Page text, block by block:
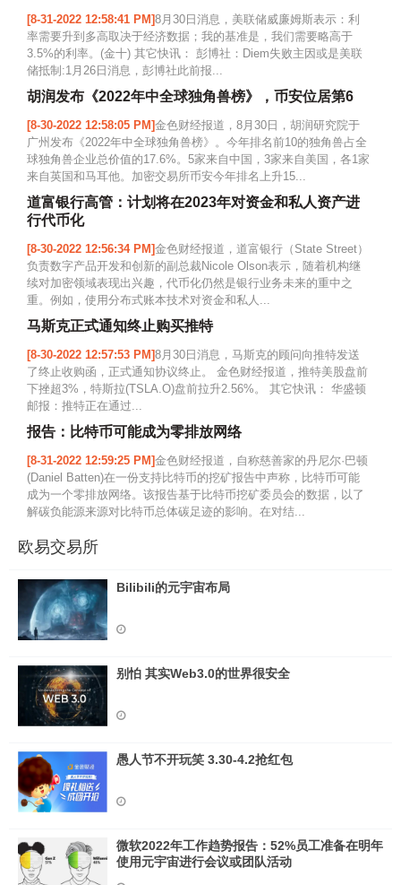
[8-31-2022 12:58:41 PM]8月30日消息，美联储威廉姆斯表示：利
率需要升到多高取决于经济数据；我的基准是，我们需要略高于
3.5%的利率。(金十) 其它快讯： 彭博社：Diem失败主因或是美联
储抵制:1月26日消息，彭博社此前报...
胡润发布《2022年中全球独角兽榜》，币安位居第6
[8-30-2022 12:58:05 PM]金色财经报道，8月30日，胡润研究院于
广州发布《2022年中全球独角兽榜》。今年排名前10的独角兽占全
球独角兽企业总价值的17.6%。5家来自中国，3家来自美国，各1家
来自英国和马耳他。加密交易所币安今年排名上升15...
道富银行高管：计划将在2023年对资金和私人资产进
行代币化
[8-30-2022 12:56:34 PM]金色财经报道，道富银行（State Street）
负责数字产品开发和创新的副总裁Nicole Olson表示，随着机构继
续对加密领域表现出兴趣，代币化仍然是银行业务未来的重中之
重。例如，使用分布式账本技术对资金和私人...
马斯克正式通知终止购买推特
[8-30-2022 12:57:53 PM]8月30日消息，马斯克的顾问向推特发送
了终止收购函，正式通知协议终止。 金色财经报道，推特美股盘前
下挫超3%，特斯拉(TSLA.O)盘前拉升2.56%。 其它快讯： 华盛顿
邮报：推特正在通过...
报告：比特币可能成为零排放网络
[8-31-2022 12:59:25 PM]金色财经报道，自称慈善家的丹尼尔·巴顿
(Daniel Batten)在一份支持比特币的挖矿报告中声称，比特币可能
成为一个零排放网络。该报告基于比特币挖矿委员会的数据，以了
解碳负能源来源对比特币总体碳足迹的影响。在对结...
欧易交易所
Bilibili的元宇宙布局
别怕 其实Web3.0的世界很安全
愚人节不开玩笑 3.30-4.2抢红包
微软2022年工作趋势报告：52%员工准备在明年
使用元宇宙进行会议或团队活动